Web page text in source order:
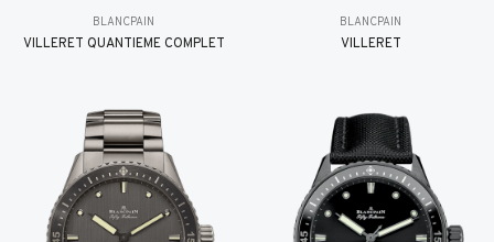
BLANCPAIN
VILLERET QUANTIÈME COMPLET
BLANCPAIN
VILLERET